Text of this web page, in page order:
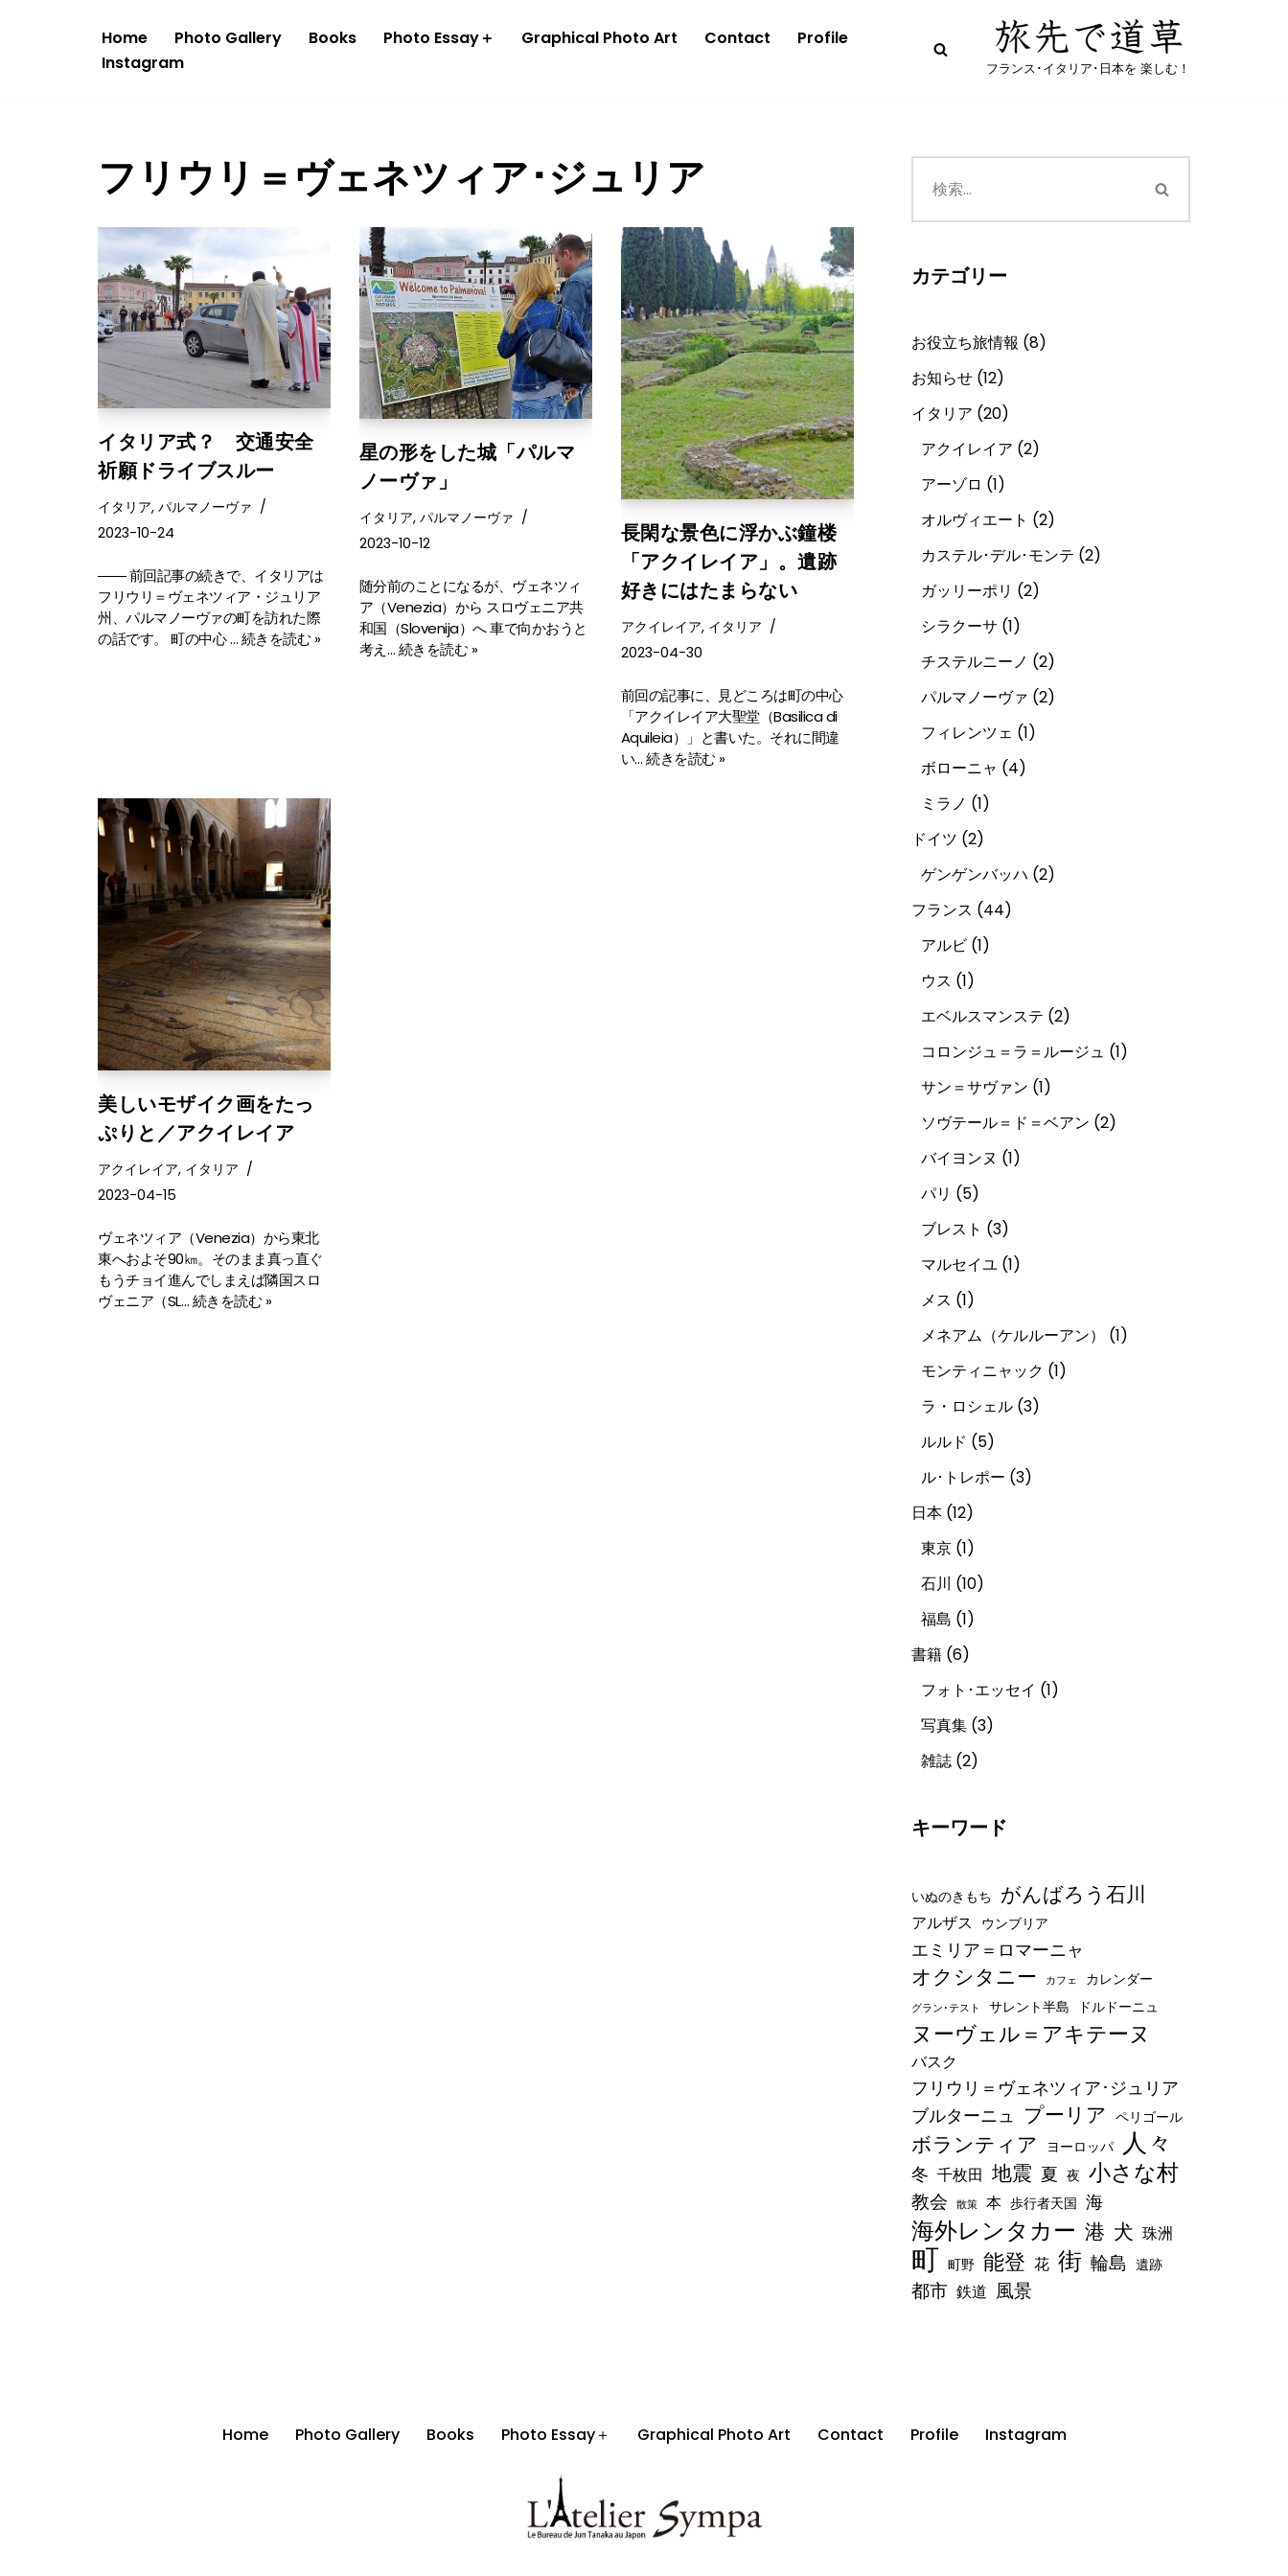
Home Photo Gallery Books Photo Essay＋ Graphical Photo Art Contact
Profile
Instagram
フランス･イタリア･日本を 楽しむ！
フリウリ＝ヴェネツィア･ジュリア
イタリア式？ 交通安全
祈願ドライブスルー
イタリア, パルマノーヴァ
2023-10-24
―― 前回記事の続きで、イタリアは
フリウリ＝ヴェネツィア・ジュリア
州、パルマノーヴァの町を訪れた際
の話です。 町の中心 …続きを読む »
星の形をした城「パルマ
ノーヴァ」
イタリア, パルマノーヴァ
2023-10-12
随分前のことになるが、ヴェネツィ
ア（Venezia）から スロヴェニア共
和国（Slovenija）へ 車で向かおうと
考え…続きを読む »
長閑な景色に浮かぶ鐘楼
「アクイレイア」。遺跡
好きにはたまらない
アクイレイア, イタリア
2023-04-30
前回の記事に、見どころは町の中心
「アクイレイア大聖堂（Basilica di
Aquileia）」と書いた。それに間違
い…続きを読む »
美しいモザイク画をたっ
ぷりと／アクイレイア
アクイレイア, イタリア
2023-04-15
ヴェネツィア（Venezia）から東北
東へおよそ90㎞。そのまま真っ直ぐ
もうチョイ進んでしまえば隣国スロ
ヴェニア（SL…続きを読む »
カテゴリー
お役立ち旅情報 (8)
お知らせ (12)
イタリア (20)
アクイレイア (2)
アーゾロ (1)
オルヴィエート (2)
カステル･デル･モンテ (2)
ガッリーポリ (2)
シラクーサ (1)
チステルニーノ (2)
パルマノーヴァ (2)
フィレンツェ (1)
ボローニャ (4)
ミラノ (1)
ドイツ (2)
ゲンゲンバッハ (2)
フランス (44)
アルビ (1)
ウス (1)
エベルスマンステ (2)
コロンジュ＝ラ＝ルージュ (1)
サン＝サヴァン (1)
ソヴテール＝ド＝ベアン (2)
バイヨンヌ (1)
パリ (5)
ブレスト (3)
マルセイユ (1)
メス (1)
メネアム（ケルルーアン）
(1)
モンティニャック (1)
ラ・ロシェル (3)
ルルド (5)
ル･トレポー (3)
日本 (12)
東京 (1)
石川 (10)
福島 (1)
書籍 (6)
フォト･エッセイ (1)
写真集 (3)
雑誌 (2)
キーワード
いぬのきもち がんばろう石川
アルザス ウンブリア
エミリア＝ロマーニャ
オクシタニー カフェ カレンダー
グラン･テスト サレント半島 ドルドーニュ
ヌーヴェル＝アキテーヌ
バスク
フリウリ＝ヴェネツィア･ジュリア
ブルターニュ プーリア ペリゴール
ボランティア ヨーロッパ 人々
冬 千枚田 地震 夏 夜 小さな村
教会 散策 本 歩行者天国 海
海外レンタカー 港 犬 珠洲
町 町野 能登 花 街 輪島 遺跡
都市 鉄道 風景
Home Photo Gallery Books Photo Essay＋ Graphical Photo Art Contact Profile Instagram